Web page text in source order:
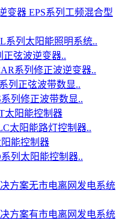
EPS系列工频混合型
系列太阳能照明系统..
正弦波逆变器..
系列修正波逆变器..
列正弦波带数显..
列修正波带数显..
太阳能控制器
太阳能路灯控制器..
能控制器
列太阳能控制器..
无市电离网发电系统
有市电离网发电系统